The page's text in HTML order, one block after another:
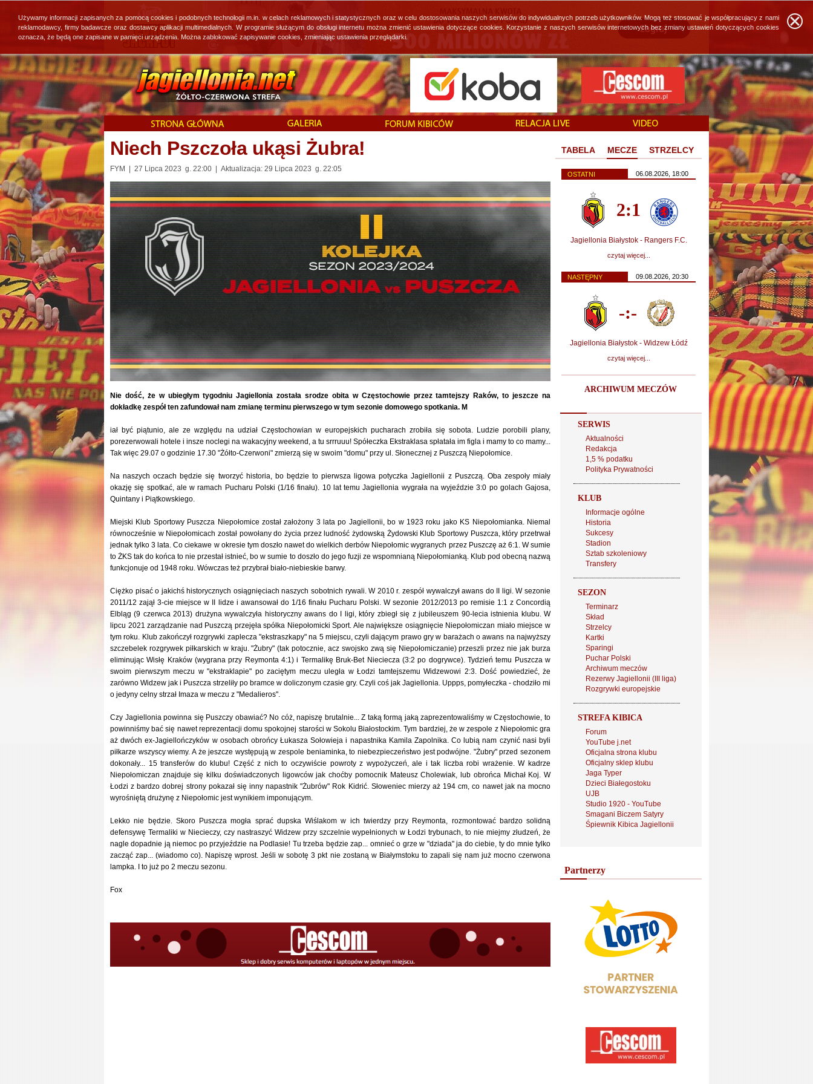
Niech Pszczoła ukąsi Żubra!
FYM | 27 Lipca 2023 g. 22:00 | Aktualizacja: 29 Lipca 2023 g. 22:05
Nie dość, że w ubiegłym tygodniu Jagiellonia została srodze obita w Częstochowie przez tamtejszy Raków, to jeszcze na
dokładkę zespół ten zafundował nam zmianę terminu pierwszego w tym sezonie domowego spotkania. M
iał być piątunio, ale ze względu na udział Częstochowian w europejskich pucharach zrobiła się sobota. Ludzie porobili plany,
porezerwowali hotele i insze noclegi na wakacyjny weekend, a tu srrruuu! Spółeczka Ekstraklasa spłatała im figla i mamy to co mamy...
Tak więc 29.07 o godzinie 17.30 "Żółto-Czerwoni" zmierzą się w swoim "domu" przy ul. Słonecznej z Puszczą Niepołomice.
Na naszych oczach będzie się tworzyć historia, bo będzie to pierwsza ligowa potyczka Jagiellonii z Puszczą. Oba zespoły miały
okazję się spotkać, ale w ramach Pucharu Polski (1/16 finału). 10 lat temu Jagiellonia wygrała na wyjeździe 3:0 po golach Gajosa,
Quintany i Piątkowskiego.
Miejski Klub Sportowy Puszcza Niepołomice został założony 3 lata po Jagiellonii, bo w 1923 roku jako KS Niepołomianka. Niemal
równocześnie w Niepołomicach został powołany do życia przez ludność żydowską Żydowski Klub Sportowy Puszcza, który przetrwał
jednak tylko 3 lata. Co ciekawe w okresie tym doszło nawet do wielkich derbów Niepołomic wygranych przez Puszczę aż 6:1. W sumie
to ŻKS tak do końca to nie przestał istnieć, bo w sumie to doszło do jego fuzji ze wspomnianą Niepołomianką. Klub pod obecną nazwą
funkcjonuje od 1948 roku. Wówczas też przybrał biało-niebieskie barwy.
Ciężko pisać o jakichś historycznych osiągnięciach naszych sobotnich rywali. W 2010 r. zespół wywalczył awans do II ligi. W sezonie
2011/12 zajął 3-cie miejsce w II lidze i awansował do 1/16 finału Pucharu Polski. W sezonie 2012/2013 po remisie 1:1 z Concordią
Elbląg (9 czerwca 2013) drużyna wywalczyła historyczny awans do I ligi, który zbiegł się z jubileuszem 90-lecia istnienia klubu. W
lipcu 2021 zarządzanie nad Puszczą przejęła spółka Niepołomicki Sport. Ale największe osiągnięcie Niepołomiczan miało miejsce w
tym roku. Klub zakończył rozgrywki zaplecza "ekstraszkapy" na 5 miejscu, czyli dającym prawo gry w barażach o awans na najwyższy
szczebelek rozgrywek piłkarskich w kraju. "Żubry" (tak potocznie, acz swojsko zwą się Niepołomiczanie) przeszli przez nie jak burza
eliminując Wisłę Kraków (wygrana przy Reymonta 4:1) i Termalikę Bruk-Bet Nieciecza (3:2 po dogrywce). Tydzień temu Puszcza w
swoim pierwszym meczu w "ekstraklapie" po zaciętym meczu uległa w Łodzi tamtejszemu Widzewowi 2:3. Dość powiedzieć, że
zarówno Widzew jak i Puszcza strzeliły po bramce w doliczonym czasie gry. Czyli coś jak Jagiellonia. Uppps, pomyłeczka - chodziło mi
o jedyny celny strzał Imaza w meczu z "Medalieros".
Czy Jagiellonia powinna się Puszczy obawiać? No cóż, napiszę brutalnie... Z taką formą jaką zaprezentowaliśmy w Częstochowie, to
powinniśmy bać się nawet reprezentacji domu spokojnej starości w Sokolu Białostockim. Tym bardziej, że w zespole z Niepołomic gra
aż dwóch ex-Jagiellończyków w osobach obrońcy Łukasza Sołowieja i napastnika Kamila Zapolnika. Co lubią nam czynić nasi byli
piłkarze wszyscy wiemy. A że jeszcze występują w zespole beniaminka, to niebezpieczeństwo jest podwójne. "Żubry" przed sezonem
dokonały... 15 transferów do klubu! Część z nich to oczywiście powroty z wypożyczeń, ale i tak liczba robi wrażenie. W kadrze
Niepołomiczan znajduje się kilku doświadczonych ligowców jak choćby pomocnik Mateusz Cholewiak, lub obrońca Michał Koj. W
Łodzi z bardzo dobrej strony pokazał się inny napastnik "Żubrów" Rok Kidrić. Słoweniec mierzy aż 194 cm, co nawet jak na mocno
wyrośniętą drużynę z Niepołomic jest wynikiem imponującym.
Lekko nie będzie. Skoro Puszcza mogła sprać dupska Wiślakom w ich twierdzy przy Reymonta, rozmontować bardzo solidną
defensywę Termaliki w Niecieczy, czy nastraszyć Widzew przy szczelnie wypełnionych w Łodzi trybunach, to nie miejmy złudzeń, że
nagle dopadnie ją niemoc po przyjeździe na Podlasie! Tu trzeba będzie zap... omnieć o grze w "dziada" ja do ciebie, ty do mnie tylko
zacząć zap... (wiadomo co). Napiszę wprost. Jeśli w sobotę 3 pkt nie zostaną w Białymstoku to zapali się nam już mocno czerwona
lampka. I to już po 2 meczu sezonu.
Fox
TABELA MECZE STRZELCY
OSTATNI 06.08.2026, 18:00
2:1
Jagiellonia Białystok - Rangers F.C.
czytaj więcej...
NASTĘPNY 09.08.2026, 20:30
-:-
Jagiellonia Białystok - Widzew Łódź
czytaj więcej...
ARCHIWUM MECZÓW
SERWIS
Aktualności
Redakcja
1,5 % podatku
Polityka Prywatności
KLUB
Informacje ogólne
Historia
Sukcesy
Stadion
Sztab szkoleniowy
Transfery
SEZON
Terminarz
Skład
Strzelcy
Kartki
Sparingi
Puchar Polski
Archiwum meczów
Rezerwy Jagiellonii (III liga)
Rozgrywki europejskie
STREFA KIBICA
Forum
YouTube j.net
Oficjalna strona klubu
Oficjalny sklep klubu
Jaga Typer
Dzieci Białegostoku
UJB
Studio 1920 - YouTube
Smagani Biczem Satyry
Śpiewnik Kibica Jagiellonii
Partnerzy
Używamy informacji zapisanych za pomocą cookies i podobnych technologii m.in. w celach reklamowych i statystycznych oraz w celu dostosowania naszych serwisów do indywidualnych potrzeb użytkowników. Mogą też stosować je współpracujący z nami
reklamodawcy, firmy badawcze oraz dostawcy aplikacji multimedialnych. W programie służącym do obsługi internetu można zmienić ustawienia dotyczące cookies. Korzystanie z naszych serwisów internetowych bez zmiany ustawień dotyczących cookies
oznacza, że będą one zapisane w pamięci urządzenia. Można zablokować zapisywanie cookies, zmieniając ustawienia przeglądarki.